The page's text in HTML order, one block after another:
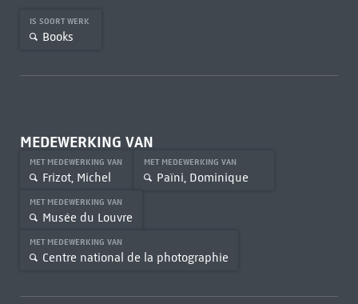
IS SOORT WERK
Books
MEDEWERKING VAN
MET MEDEWERKING VAN
Frizot, Michel
MET MEDEWERKING VAN
Païni, Dominique
MET MEDEWERKING VAN
Musée du Louvre
MET MEDEWERKING VAN
Centre national de la photographie